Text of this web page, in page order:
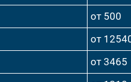
от 500
от
от 3465